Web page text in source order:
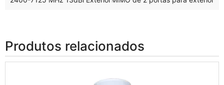
Produtos relacionados